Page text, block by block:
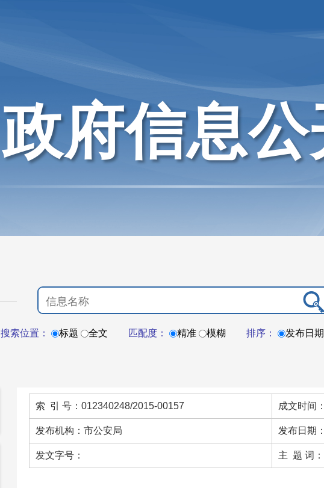
政府信息公
搜索位置： 标题 全文 匹配度： 精准 模糊 排序： 发布日期
索 引 号：012340248/2015-00157 成文时间
发布机构：市公安局 发布日期
发文字号： 主 题 词：